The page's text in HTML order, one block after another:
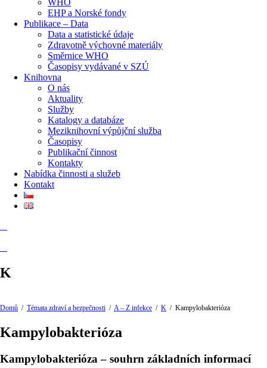
WHO
EHP a Norské fondy
Publikace – Data
Data a statistické údaje
Zdravotně výchovné materiály
Směrnice WHO
Časopisy vydávané v SZÚ
Knihovna
O nás
Aktuality
Služby
Katalogy a databáze
Meziknihovní výpůjční služba
Časopisy
Publikační činnost
Kontakty
Nabídka činnosti a služeb
Kontakt
K
Domů / Témata zdraví a bezpečnosti / A – Z infekce / K / Kampylobakterióza
Kampylobakterióza
Kampylobakterióza – souhrn základních informací